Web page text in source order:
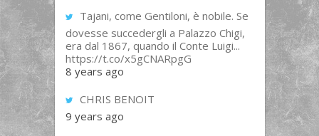
Tajani, come Gentiloni, è nobile. Se
dovesse succedergli a Palazzo Chigi,
era dal 1867, quando il Conte Luigi...
https://t.co/x5gCNARpgG
8 years ago
CHRIS BENOIT
9 years ago